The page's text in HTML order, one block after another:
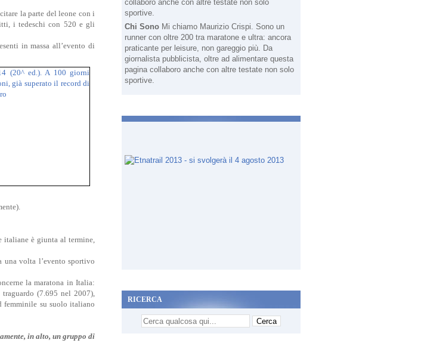
la parte del leone con i
i tedeschi con 520 e gli
in massa all’evento di
italiane è giunta al termine,
una volta l’evento sportivo
la maratona in Italia:
(7.695 nel 2007),
femminile su suolo italiano
in alto, un gruppo di
Chi Sono Mi chiamo Maurizio Crispi. Sono un
runner con oltre 200 tra maratone e ultra: ancora
praticante per leisure, non gareggio più. Da
giornalista pubblicista, oltre ad alimentare questa
pagina collaboro anche con altre testate non solo
sportive.
RICERCA